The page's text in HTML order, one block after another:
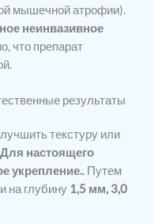
мышечной атрофии).
неинвазивное
что препарат
результаты
текстуру или
Для настоящего
укрепление.. Путем
на глубину 1,5 мм, 3,0